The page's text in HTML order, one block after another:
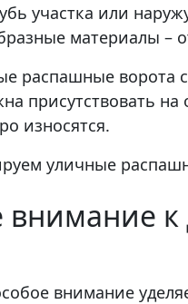
участка или
материалы –
распашные ворота
присутствовать
износятся.
уличные
к
внимание